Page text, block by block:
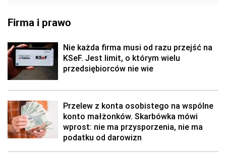
Firma i prawo
Nie każda firma musi od razu przejść na
KSeF. Jest limit, o którym wielu
przedsiębiorców nie wie
Przelew z konta osobistego na wspólne
konto małżonków. Skarbówka mówi
wprost: nie ma przysporzenia, nie ma
podatku od darowizn